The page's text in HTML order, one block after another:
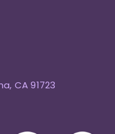
CA 91723